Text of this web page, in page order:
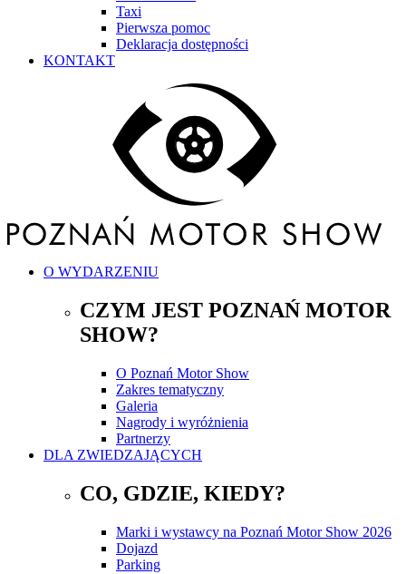
Taxi
Pierwsza pomoc
Deklaracja dostępności
KONTAKT
O WYDARZENIU
CZYM JEST POZNAŃ MOTOR
SHOW?
O Poznań Motor Show
Zakres tematyczny
Galeria
Nagrody i wyróżnienia
Partnerzy
DLA ZWIEDZAJĄCYCH
CO, GDZIE, KIEDY?
Marki i wystawcy na Poznań Motor Show 2026
Dojazd
Parking